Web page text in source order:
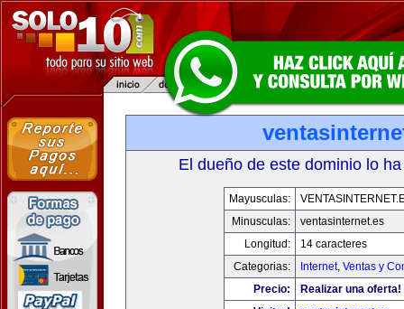
El dueño de este dominio lo
Mayusculas:
Minusculas:
ventasinternet.es
Longitud:
14 caracteres
Categorias:
Internet, Ventas y
Precio:
Realizar una oferta!